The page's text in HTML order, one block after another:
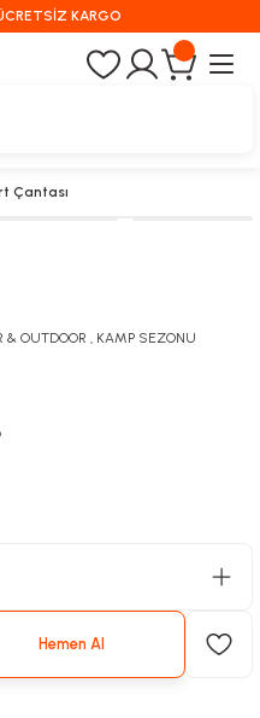
KARGO
Çantası
& OUTDOOR , KAMP SEZONU
Hemen Al